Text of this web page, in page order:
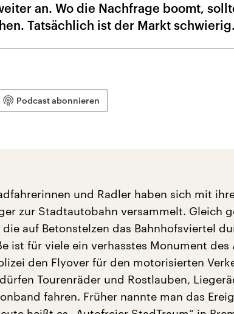
an. Wo die Nachfrage boomt,
Tatsächlich ist der Markt schwierig.
Podcast abonnieren
und Radler haben sich mit
zur Stadtautobahn versammelt. Gleich
die auf Betonstelzen das Bahnhofsviertel
ist für viele ein verhasstes Monument des
den Flyover für den motorisierten
Tourenräder und Rostlauben,
fahren. Früher nannte man das